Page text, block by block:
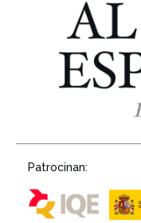
Patrocinan: